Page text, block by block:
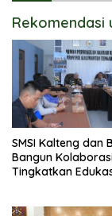
Rekomendasi
SMSI Kalteng dan
Bangun
Tingkatkan